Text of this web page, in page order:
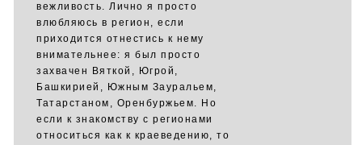
вежливость. Лично я просто
влюбляюсь в регион, если
приходится отнестись к нему
внимательнее: я был просто
захвачен Вяткой, Югрой,
Башкирией, Южным Зауральем,
Татарстаном, Оренбуржьем. Но
если к знакомству с регионами
относиться как к краеведению, то